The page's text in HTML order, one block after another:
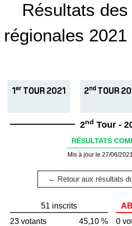
Résultats
régionales 2021
1er TOUR 2021 2ndTOUR
2nd Tour -
RÉSULTATS
Mis à jour le 27/06/
← Retour aux résultats
51 inscrits
23 votants
45,10 %
0